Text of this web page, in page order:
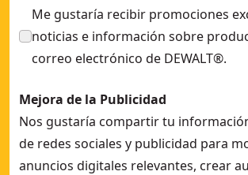
Me gustaría recibir promociones
noticias e información sobre
correo electrónico de DEWALT®.
Mejora de la Publicidad
Nos gustaría compartir tu
de redes sociales y publicidad para
anuncios digitales relevantes, crear